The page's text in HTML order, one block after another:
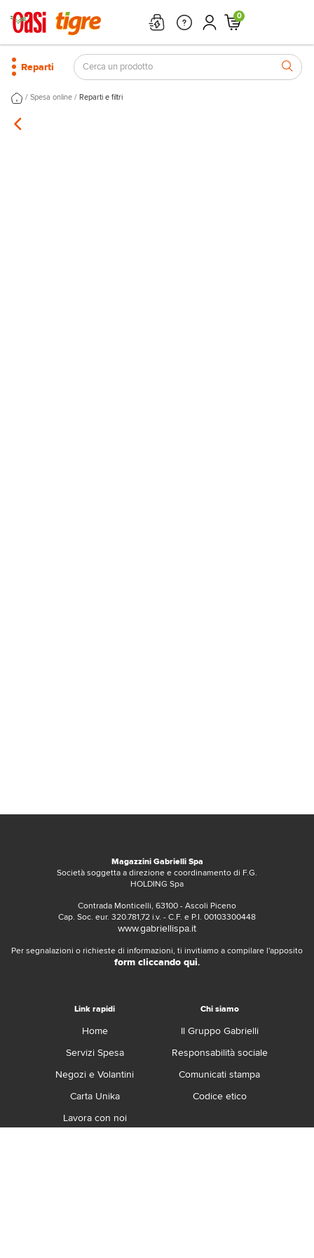
0
Reparti
/ Spesa online / Reparti e filtri
Magazzini Gabrielli Spa
Società soggetta a direzione e coordinamento di F.G.
HOLDING Spa
Contrada Monticelli, 63100 - Ascoli Piceno
Cap. Soc. eur. 320.781,72 i.v. - C.F. e P.I. 00103300448
www.gabriellispa.it
Per segnalazioni o richieste di informazioni, ti invitiamo a compilare l'apposito
form cliccando qui.
Link rapidi
Home
Servizi Spesa
Negozi e Volantini
Carta Unika
Lavora con noi
Chi siamo
Il Gruppo Gabrielli
Responsabilità sociale
Comunicati stampa
Codice etico